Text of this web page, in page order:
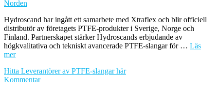
Hydroscand har ingått ett samarbete med Xtraflex och blir officiell
distributör av företagets PTFE-produkter i Sverige, Norge och
Finland. Partnerskapet stärker Hydroscands erbjudande av
högkvalitativa och tekniskt avancerade PTFE-slangar för … Läs
mer
Hitta Leverantörer av PTFE-slangar här
Kommentarom